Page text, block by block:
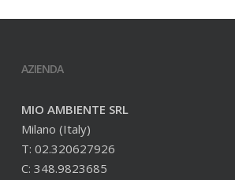
AZIENDA
MIO AMBIENTE SRL
Milano (Italy)
T: 02.320627926
C: 348.9823685